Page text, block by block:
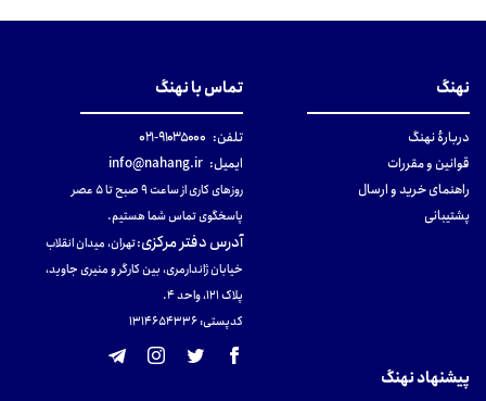
نهنگ
دربارهٔ نهنگ
قوانین و مقررات
راهنمای خرید و ارسال
پشتیبانی
تماس با نهنگ
تلفن: ۹۱۰۳۵۰۰۰-۰۲۱
ایمیل: info@nahang.ir
روزهای کاری از ساعت ۹ صبح تا ۵ عصر
پاسخگوی تماس شما هستیم.
آدرس دفتر مرکزی:تهران، میدان انقلاب
خیابان ژاندارمری، بین کارگر و منیری جاوید،
پلاک 121، واحد ۴.
کدپستی: 131465433۶
پیشنهاد نهنگ